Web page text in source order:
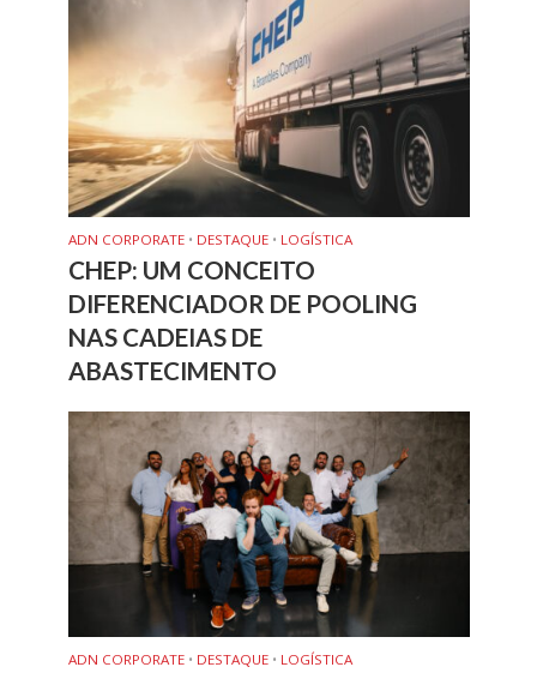
ADN CORPORATE • DESTAQUE • LOGÍSTICA
CHEP: UM CONCEITO
DIFERENCIADOR DE POOLING
NAS CADEIAS DE
ABASTECIMENTO
ADN CORPORATE • DESTAQUE • LOGÍSTICA